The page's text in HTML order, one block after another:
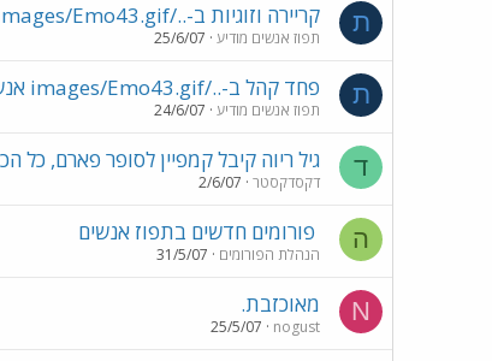
ת קריירה וזוגיות ב-../images/Emo43.gif אנשים
תפוז אנשים מודיע 25/6/07
ת פחד קהל ב-../images/Emo43.gif אנשים
תפוז אנשים מודיע 24/6/07
ד גיל ריוה קיבל קמפיין לסופר פארם, כל
דקסדקסטר 2/6/07
ה פורומים חדשים בתפוז אנשים
הנהלת הפורומים 31/5/07
N מאוכזבת.
nogust
25/5/07